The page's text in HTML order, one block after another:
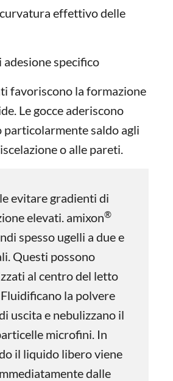
effettivo delle
specifico
favoriscono la formazione
Le gocce aderiscono
particolarmente saldo agli
o alle pareti.
evitare gradienti di
elevati. amixon®
spesso ugelli a due e
Questi possono
al centro del letto
la polvere
uscita e nebulizzano il
microfini. In
il liquido libero viene
dalle